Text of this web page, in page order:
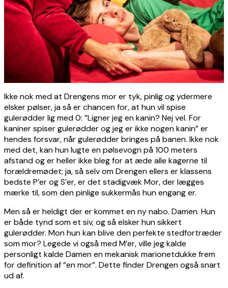
Ikke nok med at Drengens mor er tyk, pinlig og ydermere
elsker pølser, ja så er chancen for, at hun vil spise
gulerødder lig med 0: ”Ligner jeg en kanin? Nej vel. For
kaniner spiser gulerødder og jeg er ikke nogen kanin” er
hendes forsvar, når gulerødder bringes på banen. Ikke nok
med det, kan hun lugte en pølsevogn på 100 meters
afstand og er heller ikke bleg for at æde alle kagerne til
forældremødet; ja, så selv om Drengen ellers er klassens
bedste P’er og S’er, er det stadigvæk Mor, der lægges
mærke til, som den pinlige sukkermås hun engang er.
Men så er heldigt der er kommet en ny nabo. Damen. Hun
er både tynd som et siv, og så elsker hun sikkert
gulerødder. Mon hun kan blive den perfekte stedfortræder
som mor? Legede vi også med M’er, ville jeg kalde
personligt kalde Damen en mekanisk marionetdukke frem
for definition af ”en mor”. Dette finder Drengen også snart
ud af.